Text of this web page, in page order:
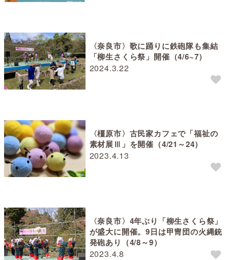
2024.3.22
〈奈良市〉歌に踊りに鉄砲隊も集結
「柳生さくら祭」開催（4/6~7）
2023.4.13
〈橿原市〉古民家カフェで「福祉の
素材展Ⅲ」を開催（4/21～24）
2023.4.8
〈奈良市〉4年ぶり「柳生さくら祭」
が盛大に開催。9日は甲冑団の火縄銃
発砲あり（4/8～9）